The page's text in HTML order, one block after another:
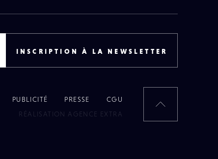
INSCRIPTION À LA NEWSLETTER
PUBLICITÉ PRESSE
CGU
RÉALISATION AGENCE EXTRA